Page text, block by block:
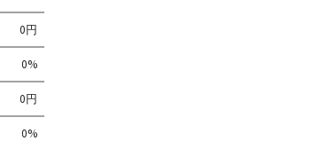
0円
0%
0円
0%